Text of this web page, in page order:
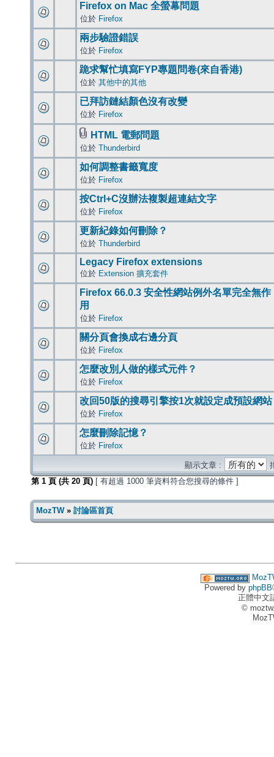
Firefox on Mac 全螢幕問題
位於 Firefox
兩步驗證錯誤
位於 Firefox
跪求幫忙填寫FYP專題問卷(來自香港)
位於 其他中的其他
已拜訪鏈結顏色沒有改變
位於 Firefox
HTML 電郵問題
位於 Thunderbird
如何調整書籤寬度
位於 Firefox
按Ctrl+C沒辦法複製超連結文字
位於 Firefox
更新紀錄如何刪除？
位於 Thunderbird
Legacy Firefox extensions
位於 Extension 擴充套件
Firefox 66.0.3 安全性網站例外名單完全無作
用
位於 Firefox
關分頁會換成右邊分頁
位於 Firefox
怎麼改別人做的樣式元件？
位於 Firefox
改回50版的搜尋引擎按1次就設定成預設網站
位於 Firefox
怎麼刪除記憶？
位於 Firefox
顯示文章 :
第 1 頁 (共 20 頁) [ 有超過 1000 筆資料符合您搜尋的條件 ]
MozTW» 討論區首頁
Powered by phpBB
正體中文
©